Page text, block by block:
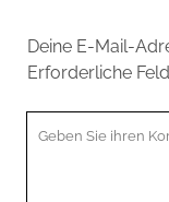
Deine E-Mail-
Erforderliche